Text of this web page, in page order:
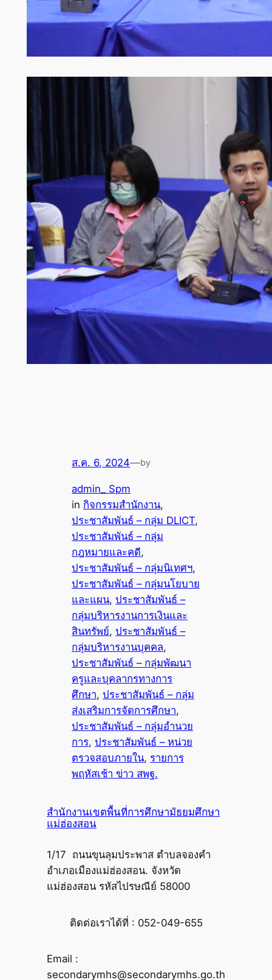
ส.ค. 6, 2024—by
admin_ Spm
in กิจกรรมสำนักงาน
ประชาสัมพันธ์ – กลุ่ม DLICT
ประชาสัมพันธ์ – กลุ่ม
กฎหมายและคดี
ประชาสัมพันธ์ – กลุ่มนิเทศฯ
ประชาสัมพันธ์ – กลุ่มนโยบาย
และแผน, ประชาสัมพันธ์ –
กลุ่มบริหารงานการเงินและ
สินทรัพย์, ประชาสัมพันธ์ –
กลุ่มบริหารงานบุคคล
ประชาสัมพันธ์ – กลุ่มพัฒนา
ครูและบุคลากรทางการ
ศึกษา, ประชาสัมพันธ์ – กลุ่ม
ส่งเสริมการจัดการศึกษา
ประชาสัมพันธ์ – กลุ่มอำนวย
การ, ประชาสัมพันธ์ – หน่วย
ตรวจสอบภายใน, รายการ
พฤหัสเช้า ข่าว สพฐ.
สำนักงานเขตพื้นที่การศึกษามัธยมศึกษา
แม่ฮ่องสอน
1/17 ถนนขุนลุมประพาส ตำบลจองคำ
อำเภอเมืองแม่ฮ่องสอน. จังหวัด
แม่ฮ่องสอน รหัสไปรษณีย์ 58000
ติดต่อเราได้ที่ : 052-049-655
Email :
secondarymhs@secondarymhs.go.th